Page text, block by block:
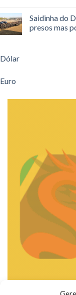
Saidinha do
presos mas
Dólar
Euro